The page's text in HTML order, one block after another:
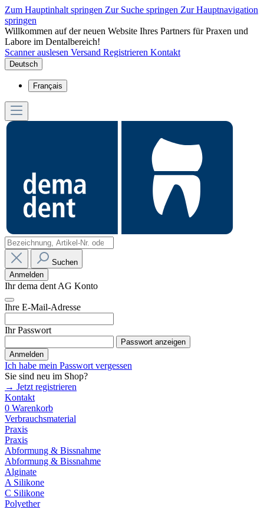
Zum Hauptinhalt springen Zur Suche springen Zur Hauptnavigation
springen
Willkommen auf der neuen Website Ihres Partners für Praxen und
Labore im Dentalbereich!
Scanner auslesen Versand Registrieren Kontakt
Deutsch
Français
Suchen
Anmelden
Ihr dema dent AG Konto
Ihre E-Mail-Adresse
Ihr Passwort
Passwort anzeigen
Anmelden
Ich habe mein Passwort vergessen
Sie sind neu im Shop?
→ Jetzt registrieren
Kontakt
0 Warenkorb
Verbrauchsmaterial
Praxis
Praxis
Abformung & Bissnahme
Abformung & Bissnahme
Alginate
A Silikone
C Silikone
Polyether